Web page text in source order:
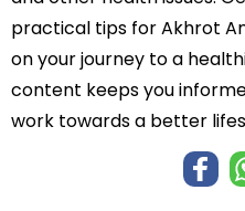
practical tips for Akhrot
on your journey to a
content keeps you
work towards a better